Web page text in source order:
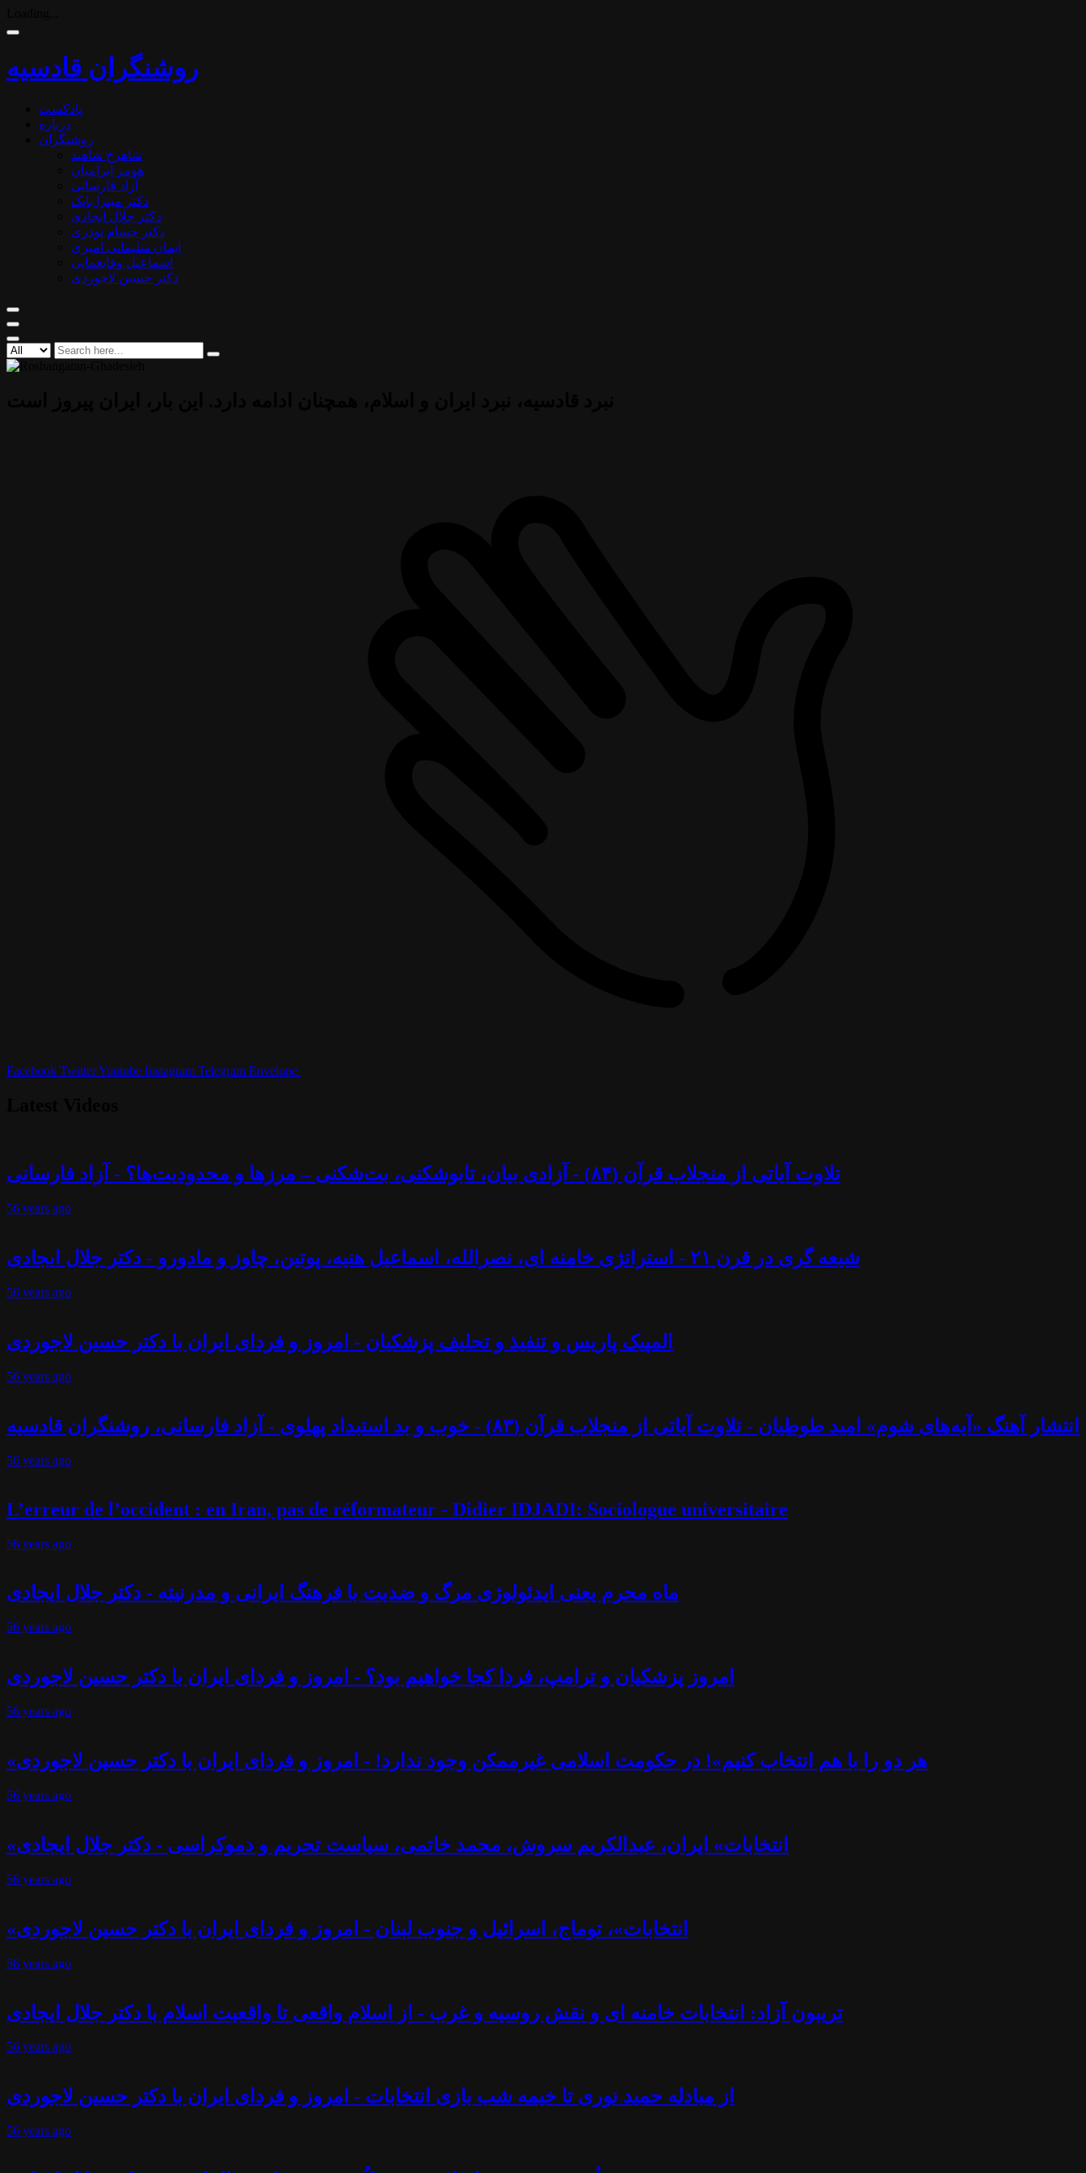
روشنگران قادسیه
پادکست
درباره
روشنگران
شاهرخ شاهید
هومر آبرامیان
آزاد فارسانی
دکتر میترا بابک
دکتر جلال ایجادی
دکتر حسام نوذری
ایمان سلیمانی امیری
اسماعیل وفایغمایی
دکتر حسین لاجوردی
Facebook TwitterYoutube Instagram Telegram Envelope
تلاوت آیاتی از منجلاب قرآن (۸۴) - آزادی بیان، تابوشکنی، بت‌شکنی – مرزها و محدودیت‌ها؟ - آزاد فارسانی
56 years ago
شیعه گری در قرن ۲۱ - استراتژی خامنه ای، نصرالله، اسماعیل هنیه، پوتین، چاوز و مادورو - دکتر جلال ایجادی
56 years ago
المپیک پاریس و تنفیذ و تحلیف پزشکیان - امروز و فردای ایران با دکتر حسین لاجوردی
56 years ago
انتشار آهنگ «آیه‌های شوم» امید طوطیان - تلاوت آیاتی از منجلاب قرآن (۸۳) - خوب و بد استبداد پهلوی - آزاد فارسانی، روشنگران قادسیه
56 years ago
L’erreur de l’occident : en Iran, pas de réformateur - Didier IDJADI: Sociologue universitaire
56 years ago
ماه محرم یعنی ایدئولوژی مرگ و ضدیت با فرهنگ ایرانی و مدرنیته - دکتر جلال ایجادی
56 years ago
امروز پزشکیان و ترامپ، فردا کجا خواهیم بود؟ - امروز و فردای ایران با دکتر حسین لاجوردی
56 years ago
«هر دو را با هم انتخاب کنیم»! در حکومت اسلامی غیرممکن وجود ندارد! - امروز و فردای ایران با دکتر حسین لاجوردی
56 years ago
«انتخابات» ایران، عبدالکریم سروش، محمد خاتمی، سیاست تحریم و دموکراسی - دکتر جلال ایجادی
56 years ago
«انتخابات»، توماج، اسرائیل و جنوب لبنان - امروز و فردای ایران با دکتر حسین لاجوردی
56 years ago
تریبون آزاد: انتخابات خامنه ای و نقش روسیه و غرب - از اسلام واقعی تا واقعیت اسلام با دکتر جلال ایجادی
56 years ago
از مبادله حمید نوری تا خیمه شب بازی انتخابات - امروز و فردای ایران با دکتر حسین لاجوردی
56 years ago